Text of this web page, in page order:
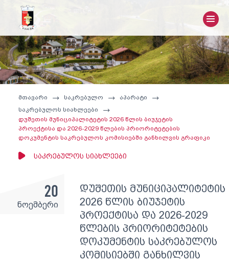
მთავარი საკრებულო
აპარატი
საკრებულოს სიახლეები
დუშეთის მუნიციპალიტეტის 2026 წლის ბიუჯეტის
პროექტისა და 2026-2029 წლების პრიორიტეტების
დოკუმენტის საკრებულოს კომისიებში განხილვის გრაფიკი
საკრებულოს სიახლეები
20
ნოემბერი
დუშეთის მუნიციპალიტეტის
2026 წლის ბიუჯეტის
პროექტისა და 2026-2029
წლების პრიორიტეტების
დოკუმენტის საკრებულოს
კომისიებში განხილვის